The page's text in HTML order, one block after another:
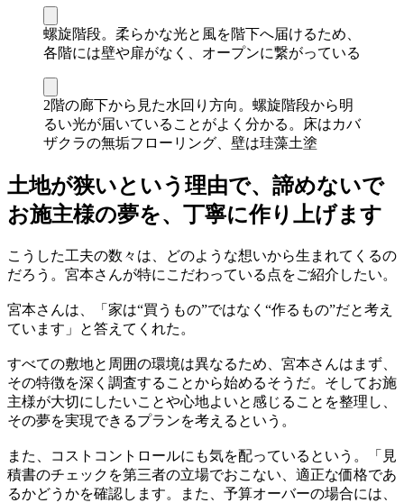
螺旋階段。柔らかな光と風を階下へ届けるため、
各階には壁や扉がなく、オープンに繋がっている
2階の廊下から見た水回り方向。螺旋階段から明
るい光が届いていることがよく分かる。床はカバ
ザクラの無垢フローリング、壁は珪藻土塗
土地が狭いという理由で、諦めないで
お施主様の夢を、丁寧に作り上げます
こうした工夫の数々は、どのような想いから生まれてくるの
だろう。宮本さんが特にこだわっている点をご紹介したい。
宮本さんは、「家は“買うもの”ではなく“作るもの”だと考え
ています」と答えてくれた。
すべての敷地と周囲の環境は異なるため、宮本さんはまず、
その特徴を深く調査することから始めるそうだ。そしてお施
主様が大切にしたいことや心地よいと感じることを整理し、
その夢を実現できるプランを考えるという。
また、コストコントロールにも気を配っているという。「見
積書のチェックを第三者の立場でおこない、適正な価格であ
るかどうかを確認します。また、予算オーバーの場合には、